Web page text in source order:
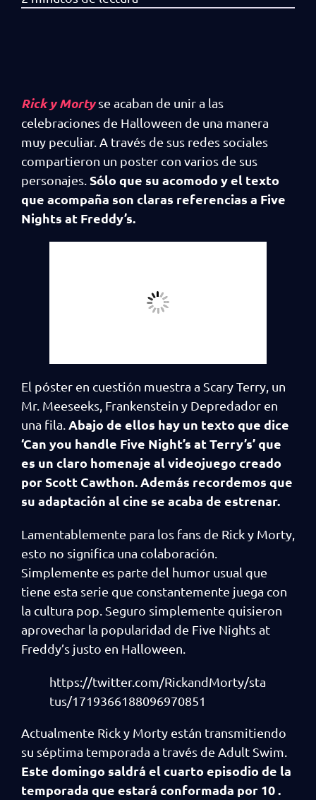
Rick y Mortyse acaban de unir a las
celebraciones de Halloween de una manera
muy peculiar. A través de sus redes sociales
compartieron un poster con varios de sus
personajes. Sólo que su acomodo y el texto
que acompaña son claras referencias a Five
Nights at Freddy’s.
El póster en cuestión muestra a Scary Terry, un
Mr. Meeseeks, Frankenstein y Depredador en
una fila. Abajo de ellos hay un texto que dice
‘Can you handle Five Night’s at Terry’s’ que
es un claro homenaje al videojuego creado
por Scott Cawthon. Además recordemos que
su adaptación al cine se acaba de estrenar.
Lamentablemente para los fans de Rick y Morty,
esto no significa una colaboración.
Simplemente es parte del humor usual que
tiene esta serie que constantemente juega con
la cultura pop. Seguro simplemente quisieron
aprovechar la popularidad de Five Nights at
Freddy’s justo en Halloween.
https://twitter.com/RickandMorty/sta
tus/1719366188096970851
Actualmente Rick y Morty están transmitiendo
su séptima temporada a través de Adult Swim.
Este domingo saldrá el cuarto episodio de la
temporada que estará conformada por 10 .